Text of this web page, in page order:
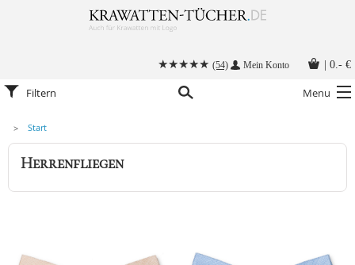
(54) Mein Konto 0.- €
Menu
Filtern
Krawatten
Alle Accessoires
Stoffmasken
Start
Herrenfliegen